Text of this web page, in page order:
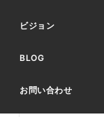
ビジョン
BLOG
お問い合わせ